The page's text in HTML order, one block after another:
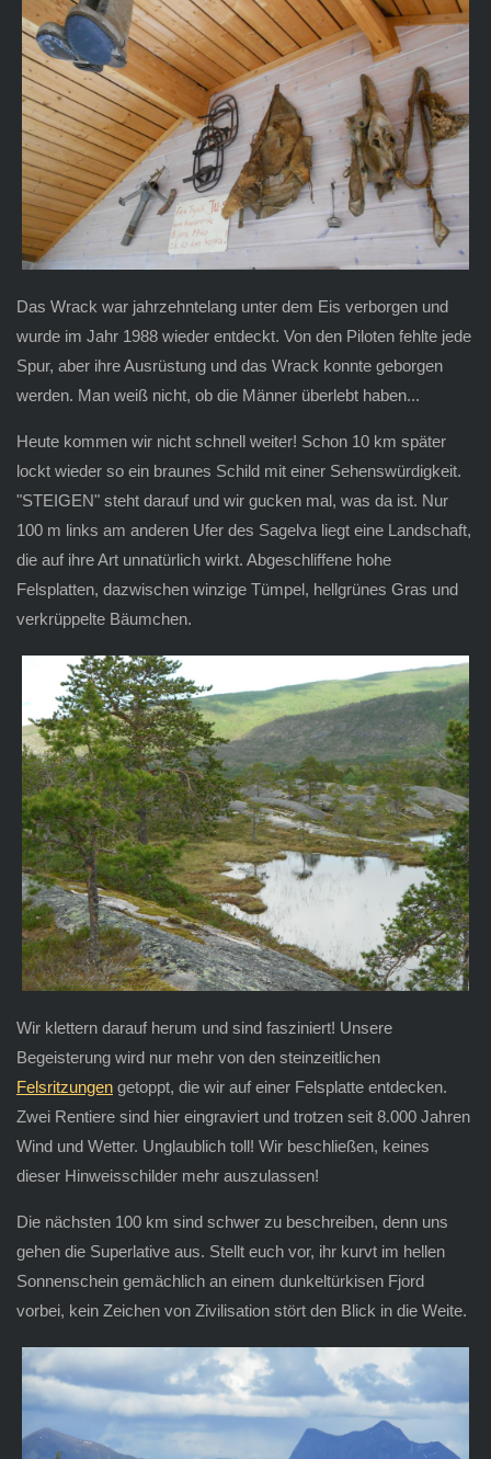
Das Wrack war jahrzehntelang unter dem Eis verborgen und
wurde im Jahr 1988 wieder entdeckt. Von den Piloten fehlte jede
Spur, aber ihre Ausrüstung und das Wrack konnte geborgen
werden. Man weiß nicht, ob die Männer überlebt haben...
Heute kommen wir nicht schnell weiter! Schon 10 km später
lockt wieder so ein braunes Schild mit einer Sehenswürdigkeit.
"STEIGEN" steht darauf und wir gucken mal, was da ist. Nur
100 m links am anderen Ufer des Sagelva liegt eine Landschaft,
die auf ihre Art unnatürlich wirkt. Abgeschliffene hohe
Felsplatten, dazwischen winzige Tümpel, hellgrünes Gras und
verkrüppelte Bäumchen.
Wir klettern darauf herum und sind fasziniert! Unsere
Begeisterung wird nur mehr von den steinzeitlichen
Felsritzungengetoppt, die wir auf einer Felsplatte entdecken.
Zwei Rentiere sind hier eingraviert und trotzen seit 8.000 Jahren
Wind und Wetter. Unglaublich toll! Wir beschließen, keines
dieser Hinweisschilder mehr auszulassen!
Die nächsten 100 km sind schwer zu beschreiben, denn uns
gehen die Superlative aus. Stellt euch vor, ihr kurvt im hellen
Sonnenschein gemächlich an einem dunkeltürkisen Fjord
vorbei, kein Zeichen von Zivilisation stört den Blick in die Weite.